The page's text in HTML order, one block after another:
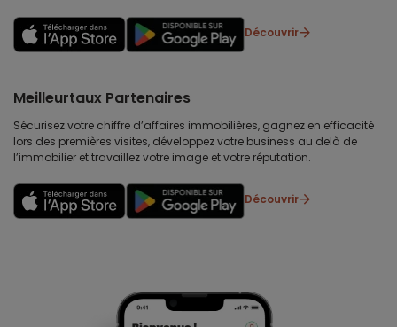
Découvrir
Meilleurtaux Partenaires
Sécurisez votre chiffre d’affaires immobilières, gagnez en efficacité
lors des premières visites, développez votre business au delà de
l’immobilier et travaillez votre image et votre réputation.
Découvrir